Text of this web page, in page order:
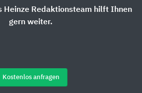
Heinze Redaktionsteam hilft Ihnen
gern weiter.
Kostenlos anfragen